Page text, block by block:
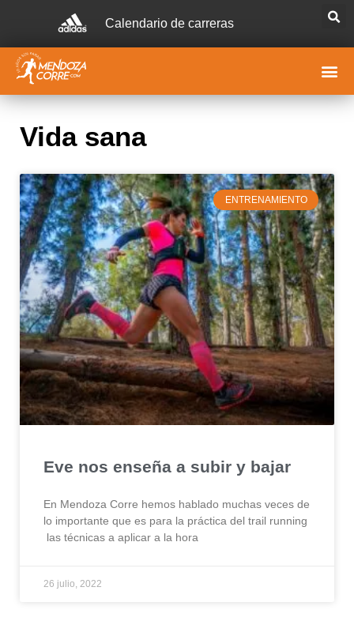
Calendario de carreras
Vida sana
ENTRENAMIENTO
Eve nos enseña a subir y bajar
En Mendoza Corre hemos hablado muchas veces de
lo importante que es para la práctica del trail running
las técnicas a aplicar a la hora
26 julio, 2022